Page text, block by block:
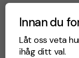
Innan du
Låt oss veta
ihåg ditt val.